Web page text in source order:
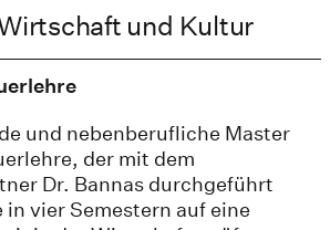
und Kultur
und nebenberufliche Master
der mit dem
Dr. Bannas durchgeführt
vier Semestern auf eine